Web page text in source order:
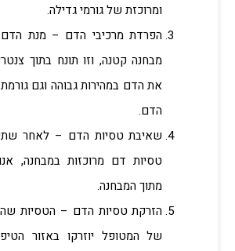
ומרוכזת של גורמי גדילה.
הפרדת מרכיבי הדם – מנת
מבחנה קטנה, וזו תונח בתוך
את הדם במהירות גבוהה וגם
הדם.
שאיבת טסיות הדם – לאחר
טסיות דם מרוכזות במבחנה,
מתוך המבחנה.
הזרקת טסיות הדם – הטסיות
של המטופל יוזרקו באזור